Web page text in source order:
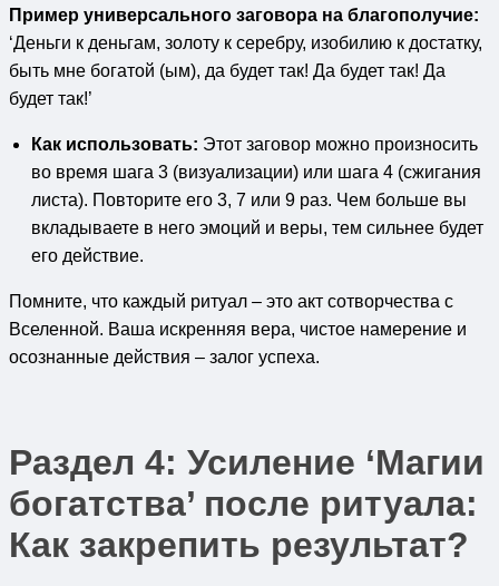
Пример универсального заговора на благополучие:
‘Деньги к деньгам, золоту к серебру, изобилию к достатку,
быть мне богатой (ым), да будет так! Да будет так! Да
будет так!’
Как использовать: Этот заговор можно произносить
во время шага 3 (визуализации) или шага 4 (сжигания
листа). Повторите его 3, 7 или 9 раз. Чем больше вы
вкладываете в него эмоций и веры, тем сильнее будет
его действие.
Помните, что каждый ритуал – это акт сотворчества с
Вселенной. Ваша искренняя вера, чистое намерение и
осознанные действия – залог успеха.
Раздел 4: Усиление ‘Магии
богатства’ после ритуала:
Как закрепить результат?